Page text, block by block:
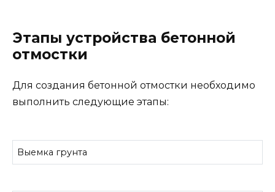
Этапы устройства бетонной
отмостки
Для создания бетонной отмостки необходимо
выполнить следующие этапы:
Выемка грунта